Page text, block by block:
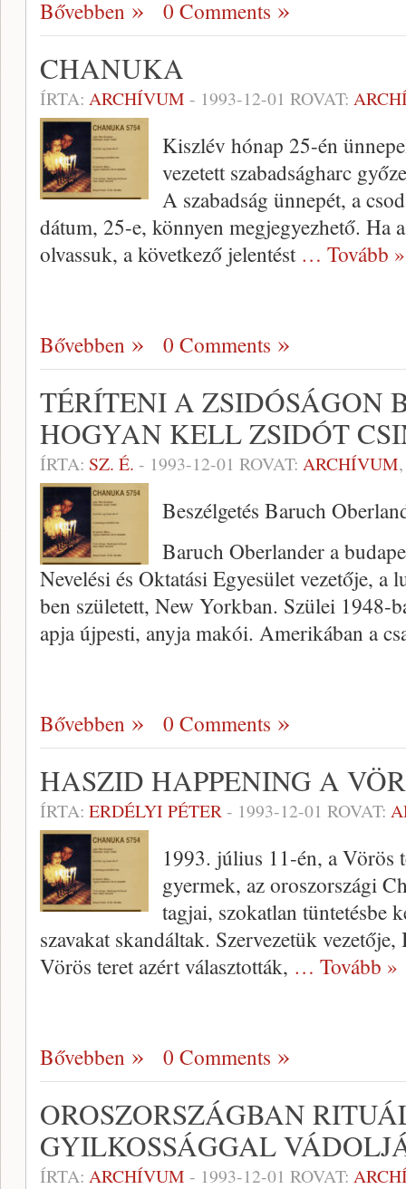
Bővebben 0 Comments
CHANUKA
ÍRTA: ARCHÍVUM - 1993-12-01 ROVAT:
Kiszlév hónap 25-én
vezetett szabadságharc
A szabadság ünnepét, a
dátum, 25-e, könnyen megjegyezhető. Ha
olvassuk, a következő jelentést … Tovább »
Bővebben 0 Comments
TÉRÍTENI A ZSIDÓSÁGON
HOGYAN KELL ZSIDÓT
ÍRTA: SZ. É. - 1993-12-01 ROVAT: ARCHÍVUM
Beszélgetés Baruch
Baruch Oberlander a
Nevelési és Oktatási Egyesület vezetője, a
ben született, New Yorkban. Szülei 1948-
apja újpesti, anyja makói. Amerikában a
Bővebben 0 Comments
HASZID HAPPENING A
ÍRTA: ERDÉLYI PÉTER- 1993-12-01 ROVAT:
1993. július 11-én, a Vörös
gyermek, az oroszországi
tagjai, szokatlan tüntetésbe
szavakat skandáltak. Szervezetük
Vörös teret azért választották, … Tovább »
Bővebben 0 Comments
OROSZORSZÁGBAN
GYILKOSSÁGGAL
ÍRTA: ARCHÍVUM - 1993-12-01 ROVAT: